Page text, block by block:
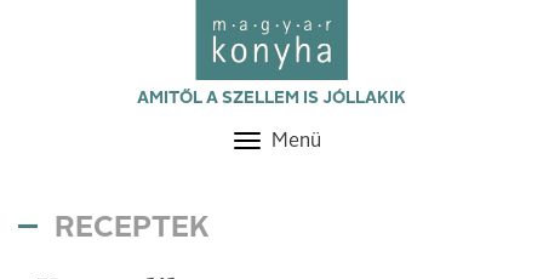
AMITŐL A SZELLEM IS JÓLLAKIK
Toggle
Menü
RECEPTEK